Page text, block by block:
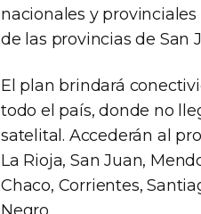
nacionales y
de las provincias de San
El plan brindará
todo el país, donde no
satelital. Accederán al
La Rioja, San Juan,
Chaco, Corrientes,